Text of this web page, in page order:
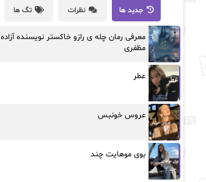
جدید ها نظرات تگ ها
معرفی رمان چله ی رازو خاکستر نویسنده آزاده
مظفری
عطر
عروس خونبس
بوی موهایت چند